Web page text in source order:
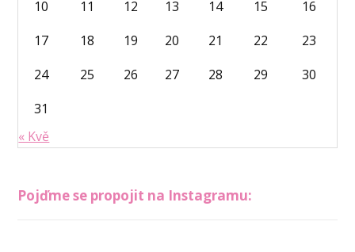
10 11 12 13 14 15
16
17
18 19 20 21 22
23
24
25 26 27 28 29
30
31
« Kvě
Pojďme se propojit na Instagramu: